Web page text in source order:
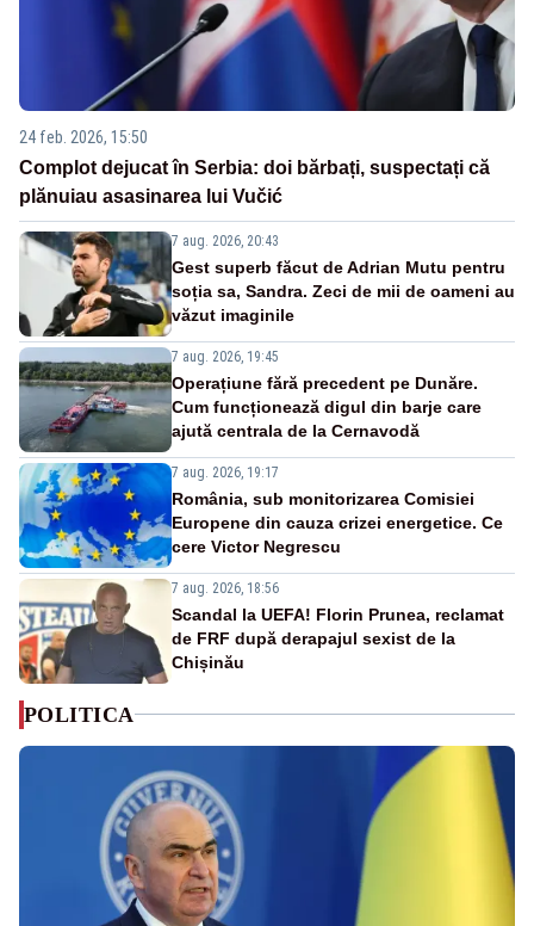
24 feb. 2026, 15:50
Complot dejucat în Serbia: doi bărbați, suspectați că
plănuiau asasinarea lui Vučić
7 aug. 2026, 20:43
Gest superb făcut de Adrian Mutu pentru
soția sa, Sandra. Zeci de mii de oameni au
văzut imaginile
7 aug. 2026, 19:45
Operațiune fără precedent pe Dunăre.
Cum funcționează digul din barje care
ajută centrala de la Cernavodă
7 aug. 2026, 19:17
România, sub monitorizarea Comisiei
Europene din cauza crizei energetice. Ce
cere Victor Negrescu
7 aug. 2026, 18:56
Scandal la UEFA! Florin Prunea, reclamat
de FRF după derapajul sexist de la
Chișinău
POLITICA